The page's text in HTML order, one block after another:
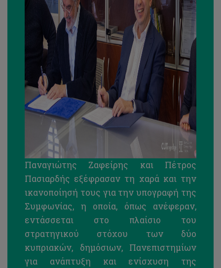
Παναγιώτης Ζαφείρης και Πέτρος
Πασιαρδής εξέφρασαν τη χαρά και την
ικανοποίησή τους για την υπογραφή της
Συμφωνίας, η οποία, όπως ανέφεραν,
εντάσσεται στο πλαίσιο του
στρατηγικού στόχου των δύο
κυπριακών, δημόσιων, Πανεπιστημίων
για ανάπτυξη και ενίσχυση της